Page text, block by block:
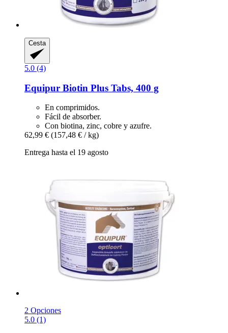
Cesta
5.0 (4)
Equipur Biotin Plus Tabs, 400 g
En comprimidos.
Fácil de absorber.
Con biotina, zinc, cobre y azufre.
62,99 € (157,48 € / kg)
Entrega hasta el 19 agosto
2 Opciones
5.0 (1)